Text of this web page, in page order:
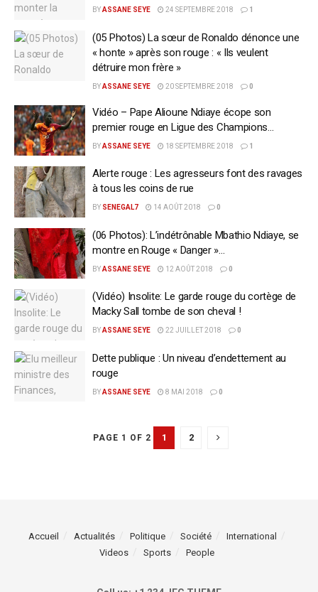
BYASSANE SEYE 24 SEPTEMBRE 2018 1
(05 Photos) La sœur de Ronaldo dénonce une
« honte » après son rouge : « Ils veulent
détruire mon frère »
BYASSANE SEYE 20 SEPTEMBRE 2018 0
Vidéo – Pape Alioune Ndiaye écope son
premier rouge en Ligue des Champions…
BYASSANE SEYE 18 SEPTEMBRE 2018 1
Alerte rouge : Les agresseurs font des ravages
à tous les coins de rue
BY SENEGAL7 14 AOÛT 2018 0
(06 Photos): L’indétrônable Mbathio Ndiaye, se
montre en Rouge « Danger »…
BYASSANE SEYE 12 AOÛT 2018 0
(Vidéo) Insolite: Le garde rouge du cortège de
Macky Sall tombe de son cheval !
BYASSANE SEYE 22 JUILLET 2018 0
Dette publique : Un niveau d’endettement au
rouge
BYASSANE SEYE 8 MAI 2018 0
PAGE 1 OF 2 1 2
Accueil Actualités Politique Société
International
Videos
Sports People